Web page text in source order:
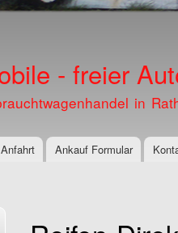
- freier
in
Anfahrt Ankauf Formular